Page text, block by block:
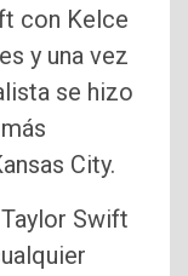
con Kelce
y una vez
se hizo
City.
Swift